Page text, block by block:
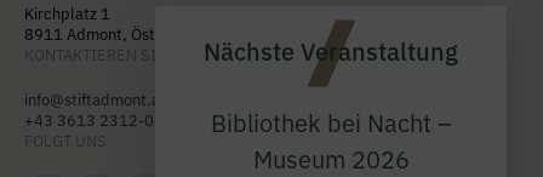
Kirchplatz 1
8911 Admont, Österreich
KONTAKTIEREN SIE UNS
info@stiftadmont.at
+43 3613 2312-0
FOLGT UNS
Nächste Veranstaltung
Bibliothek bei Nacht –
Museum 2026